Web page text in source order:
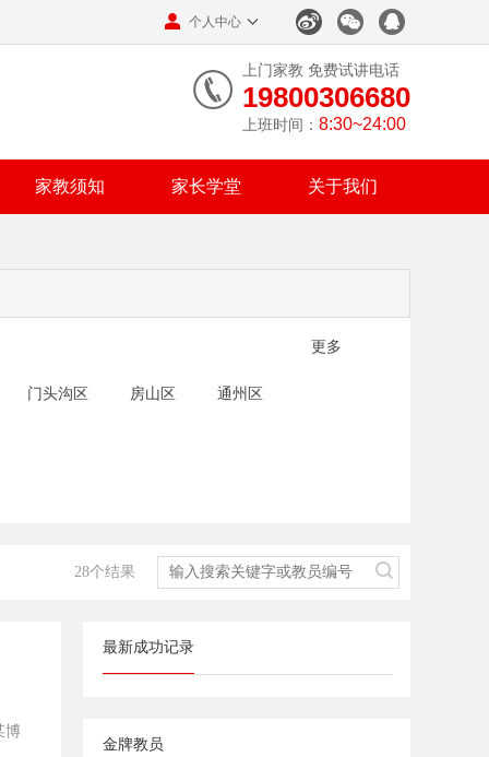
个人中心
上门家教 免费试讲电话
19800306680
上班时间： 8:30~24:00
家教须知 家长学堂 关于我们
更多
门头沟区 房山区 通州区
28个结果
博
最新成功记录
金牌教员